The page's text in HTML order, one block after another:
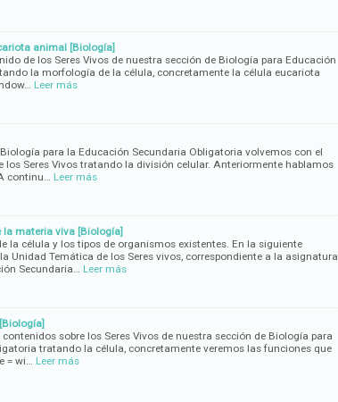
animal [Biología]
de los Seres Vivos de nuestra sección de Biología para Educación
la morfología de la célula, concretamente la célula eucariota
Leer más
para la Educación Secundaria Obligatoria volvemos con el
los Seres Vivos tratando la división celular. Anteriormente hablamos
continu…
Leer más
la materia viva [Biología]
la célula y los tipos de organismos existentes. En la siguiente
Unidad Temática de los Seres vivos, correspondiente a la asignatura
Secundaria…
Leer más
sobre los Seres Vivos de nuestra sección de Biología para
tratando la célula, concretamente veremos las funciones que
= wi…
Leer más